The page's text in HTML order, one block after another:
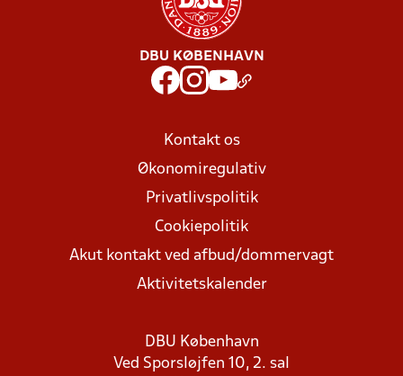
DBU KØBENHAVN
Kontakt os
Økonomiregulativ
Privatlivspolitik
Cookiepolitik
Akut kontakt ved afbud/dommervagt
Aktivitetskalender
DBU København
Ved Sporsløjfen 10, 2. sal